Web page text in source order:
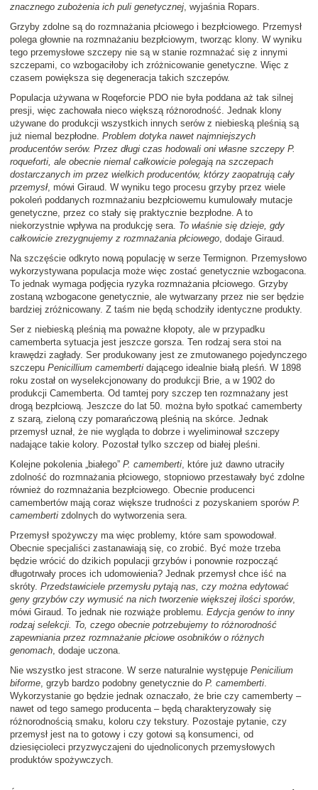
znacznego zubożenia ich puli genetycznej, wyjaśnia Ropars.
Grzyby zdolne są do rozmnażania płciowego i bezpłciowego. Przemysł
polega głownie na rozmnażaniu bezpłciowym, tworząc klony. W wyniku
tego przemysłowe szczepy nie są w stanie rozmnażać się z innymi
szczepami, co wzbogaciłoby ich zróżnicowanie genetyczne. Więc z
czasem powiększa się degeneracja takich szczepów.
Populacja używana w Roqeforcie PDO nie była poddana aż tak silnej
presji, więc zachowała nieco większą różnorodność. Jednak klony
używane do produkcji wszystkich innych serów z niebieską pleśnią są
już niemal bezpłodne. Problem dotyka nawet najmniejszych
producentów serów. Przez długi czas hodowali oni własne szczepy P.
roqueforti, ale obecnie niemal całkowicie polegają na szczepach
dostarczanych im przez wielkich producentów, którzy zaopatrują cały
przemysł, mówi Giraud. W wyniku tego procesu grzyby przez wiele
pokoleń poddanych rozmnażaniu bezpłciowemu kumulowały mutacje
genetyczne, przez co stały się praktycznie bezpłodne. A to
niekorzystnie wpływa na produkcję sera. To właśnie się dzieje, gdy
całkowicie zrezygnujemy z rozmnażania płciowego, dodaje Giraud.
Na szczęście odkryto nową populację w serze Termignon. Przemysłowo
wykorzystywana populacja może więc zostać genetycznie wzbogacona.
To jednak wymaga podjęcia ryzyka rozmnażania płciowego. Grzyby
zostaną wzbogacone genetycznie, ale wytwarzany przez nie ser będzie
bardziej zróżnicowany. Z taśm nie będą schodziły identyczne produkty.
Ser z niebieską pleśnią ma poważne kłopoty, ale w przypadku
camemberta sytuacja jest jeszcze gorsza. Ten rodzaj sera stoi na
krawędzi zagłady. Ser produkowany jest ze zmutowanego pojedynczego
szczepu Penicillium camemberti dającego idealnie białą pleśń. W 1898
roku został on wyselekcjonowany do produkcji Brie, a w 1902 do
produkcji Camemberta. Od tamtej pory szczep ten rozmnażany jest
drogą bezpłciową. Jeszcze do lat 50. można było spotkać camemberty
z szarą, zieloną czy pomarańczową pleśnią na skórce. Jednak
przemysł uznał, że nie wygląda to dobrze i wyeliminował szczepy
nadające takie kolory. Pozostał tylko szczep od białej pleśni.
Kolejne pokolenia „białego” P. camemberti, które już dawno utraciły
zdolność do rozmnażania płciowego, stopniowo przestawały być zdolne
również do rozmnażania bezpłciowego. Obecnie producenci
camembertów mają coraz większe trudności z pozyskaniem sporów P.
camemberti zdolnych do wytworzenia sera.
Przemysł spożywczy ma więc problemy, które sam spowodował.
Obecnie specjaliści zastanawiają się, co zrobić. Być może trzeba
będzie wrócić do dzikich populacji grzybów i ponownie rozpocząć
długotrwały proces ich udomowienia? Jednak przemysł chce iść na
skróty. Przedstawiciele przemysłu pytają nas, czy można edytować
geny grzybów czy wymusić na nich tworzenie większej ilości sporów,
mówi Giraud. To jednak nie rozwiąże problemu. Edycja genów to inny
rodzaj selekcji. To, czego obecnie potrzebujemy to różnorodność
zapewniania przez rozmnażanie płciowe osobników o różnych
genomach, dodaje uczona.
Nie wszystko jest stracone. W serze naturalnie występuje Penicilium
biforme, grzyb bardzo podobny genetycznie do P. camemberti.
Wykorzystanie go będzie jednak oznaczało, że brie czy camemberty –
nawet od tego samego producenta – będą charakteryzowały się
różnorodnością smaku, koloru czy tekstury. Pozostaje pytanie, czy
przemysł jest na to gotowy i czy gotowi są konsumenci, od
dziesięcioleci przyzwyczajeni do ujednoliconych przemysłowych
produktów spożywczych.